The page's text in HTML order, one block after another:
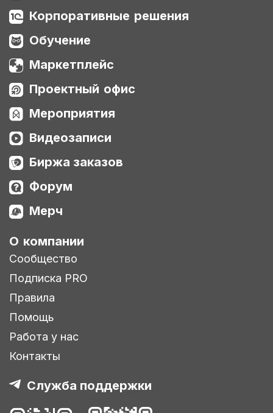
Корпоративные решения
Обучение
Маркетплейс
Проектный офис
Мероприятия
Видеозаписи
Биржа заказов
Форум
Мерч
О компании
Сообщество
Подписка PRO
Правила
Помощь
Работа у нас
Контакты
Служба поддержки